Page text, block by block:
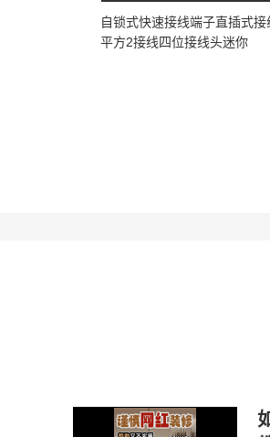
自锁式快速接线端子直插式接
平方2接线四位接线头迷你